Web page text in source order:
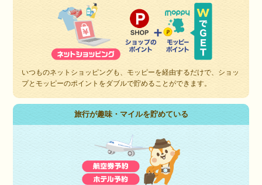
いつものネットショッピングも、モッピーを経由するだけで、ショッ
プとモッピーのポイントをダブルで貯めることができます。
旅行が趣味・マイルを貯めている